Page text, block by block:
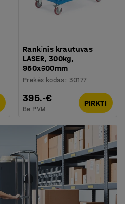
Rankinis krautuvas
LASER, 300kg,
950x600mm
Prekės kodas : 30177
395.-€
Be PVM
PIRKTI